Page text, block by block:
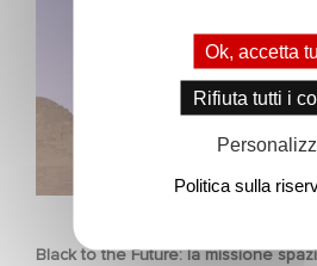
FILM
Black to the Future: la missione
Ok, accetta
Rifiuta tutti i
Politica sulla